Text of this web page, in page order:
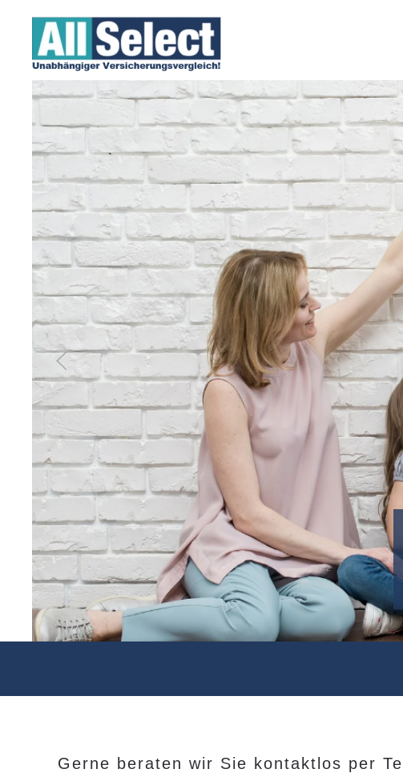
Gerne beraten wir Sie kontaktlos per